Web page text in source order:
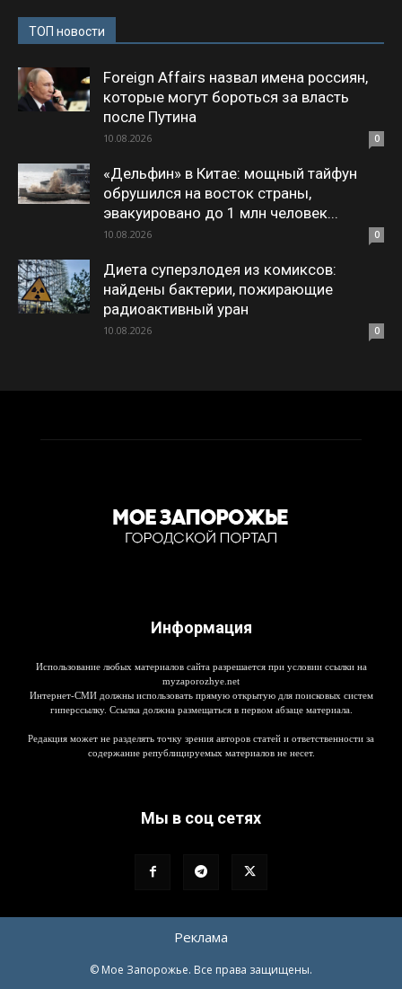
ТОП новости
Foreign Affairs назвал имена россиян,
которые могут бороться за власть
после Путина
10.08.2026 0
«Дельфин» в Китае: мощный тайфун
обрушился на восток страны,
эвакуировано до 1 млн человек...
10.08.2026 0
Диета суперзлодея из комиксов:
найдены бактерии, пожирающие
радиоактивный уран
10.08.2026 0
Информация
Использование любых материалов сайта разрешается при условии ссылки на
myzaporozhye.net
Интернет-СМИ должны использовать прямую открытую для поисковых систем
гиперссылку. Ссылка должна размещаться в первом абзаце материала.
Редакция может не разделять точку зрения авторов статей и ответственности за
содержание републицируемых материалов не несет.
Мы в соц сетях
Реклама
© Мое Запорожье. Все права защищены.